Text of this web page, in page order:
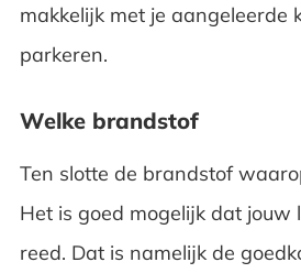
makkelijk met je aangeleerde
parkeren.
Welke brandstof
Ten slotte de brandstof
Het is goed mogelijk dat jouw
reed. Dat is namelijk de